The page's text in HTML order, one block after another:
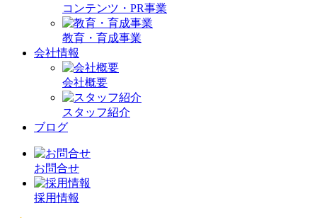
コンテンツ・PR事業
教育・育成事業
会社情報
会社概要
スタッフ紹介
ブログ
お問合せ
採用情報